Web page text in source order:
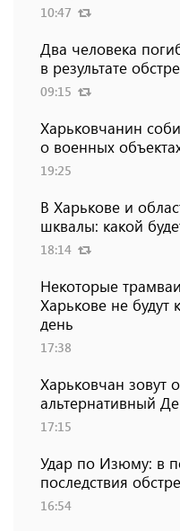
10:47
Два человека
в результате
09:15
Харьковчанин
о военных
19:25
В Харькове и
шквалы: какой
18:14
Некоторые
Харькове не будут
день
17:38
Харьковчан зовут
альтернативный
17:15
Удар по Изюму: в
последствия
16:54